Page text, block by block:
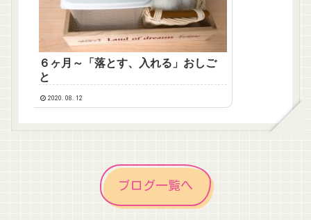
６ヶ月～「落とす、入れる」おしご
と
2020.08.12
ブログ一覧へ